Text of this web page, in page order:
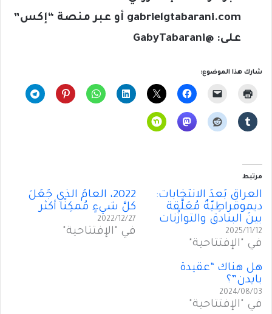
gabrielgtabarani.com أو عبر منصة “إكس”
على: @GabyTabarani
شارك هذا الموضوع:
مرتبط
العراق بَعدَ الانتخابات:
ديموقراطِيّةٌ مُعَلَّقة
بينَ البنادق والتوازُنات
2025/11/12
في "الإفتتاحية"
2022، العامُ الذي جَعَلَ
كلَّ شيءٍ مُمكِنًا أكثر
2022/12/27
في "الإفتتاحية"
هل هناكَ “عقيدة
بايدن”؟
2024/08/03
في "الإفتتاحية"